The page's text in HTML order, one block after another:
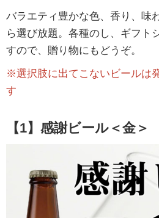
バラエティ豊かな色、香り、味
ら選び放題。各種のし、ギフト
すので、贈り物にもどうぞ。
※選択肢に出てこないビールは
す
【1】感謝ビール＜金＞